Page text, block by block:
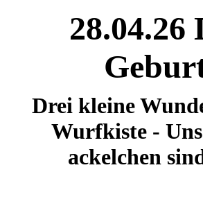
28.04.26
Drei kleine
Wurfkiste -
ackelchen